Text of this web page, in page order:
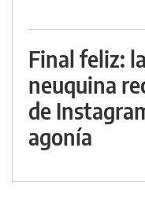
Final feliz:
neuquina
de
agonía